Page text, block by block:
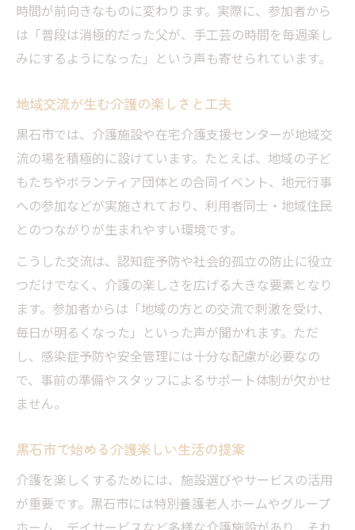
地域密着で介護が楽しい工夫を発見
介護が楽しい黒石市のアイデア活用法
高齢者が輝く介護の楽しみ方を黒石市で発見
高齢者が介護楽しいと感じる黒石市の工夫
黒石市で高齢者が楽しい介護体験を実現
笑顔あふれる介護が楽しい取り組み事例
介護楽しい空間づくりを黒石市で考える
高齢者主体の介護楽しい活動に注目
黒石市ならではの介護生活が楽しくなる秘訣
黒石市の介護楽しい生活を実現する方法
地域力で叶う介護が楽しい暮らしの秘訣
介護楽しい黒石市発の生活改善ポイント
施設選びで介護楽しい時間が増える理由
介護が楽しい生活へ黒石市の知恵活用
時間が前向きなものに変わります。実際に、参加者から
は「普段は消極的だった父が、手工芸の時間を毎週楽し
みにするようになった」という声も寄せられています。
地域交流が生む介護の楽しさと工夫
黒石市では、介護施設や在宅介護支援センターが地域交
流の場を積極的に設けています。たとえば、地域の子ど
もたちやボランティア団体との合同イベント、地元行事
への参加などが実施されており、利用者同士・地域住民
とのつながりが生まれやすい環境です。
こうした交流は、認知症予防や社会的孤立の防止に役立
つだけでなく、介護の楽しさを広げる大きな要素となり
ます。参加者からは「地域の方との交流で刺激を受け、
毎日が明るくなった」といった声が聞かれます。ただ
し、感染症予防や安全管理には十分な配慮が必要なの
で、事前の準備やスタッフによるサポート体制が欠かせ
ません。
黒石市で始める介護楽しい生活の提案
介護を楽しくするためには、施設選びやサービスの活用
が重要です。黒石市には特別養護老人ホームやグループ